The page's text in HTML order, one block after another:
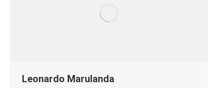
Leonardo Marulanda